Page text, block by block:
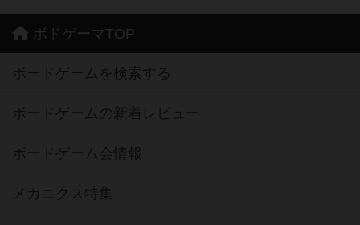
ボドゲーマTOP
ボードゲームを検索する
ボードゲームの新着レビュー
ボードゲーム会情報
メカニクス特集